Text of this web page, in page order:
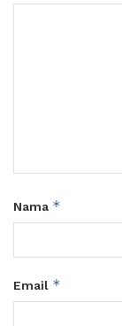
Nama *
Email *